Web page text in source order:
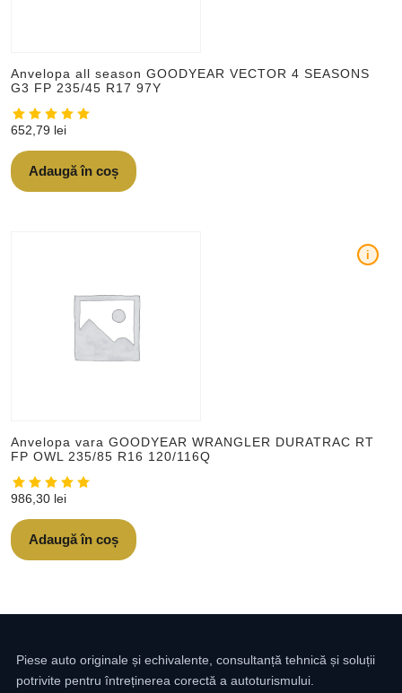
Anvelopa all season GOODYEAR VECTOR 4 SEASONS
G3 FP 235/45 R17 97Y
652,79 lei
Adaugă în coș
Anvelopa vara GOODYEAR WRANGLER DURATRAC RT
FP OWL 235/85 R16 120/116Q
i
986,30 lei
Adaugă în coș
Piese auto originale și echivalente, consultanță tehnică și soluții
potrivite pentru întreținerea corectă a autoturismului.